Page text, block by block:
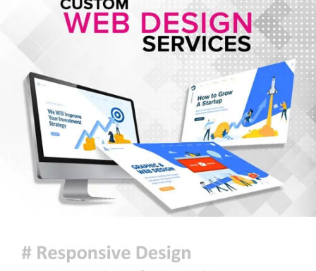
জুলাই শেষে শেয়ারবাজারে বিও হিসাব
কমেছে প্রায় ২৩ হাজার
৫ আগস্টের গণঅভ্যুত্থান ছিল এদেশের
জনগণের ঐক্যবদ্ধ প্রচেষ্টার ফসল: চিফ
হুইপ
দিল্লিতে গণমাধ্যমের সঙ্গে ক্ষমতাচ্যুত শেখ
হাসিনার আলাপচারিতা নিয়ে ঢাকার ক্ষুব্ধ
প্রতিক্রিয়া
আজকের রাশিফল